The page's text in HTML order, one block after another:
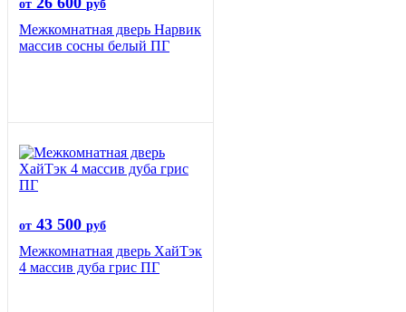
от руб
Межкомнатная дверь Нарвик
массив сосны белый ПГ
от 43 500 руб
Межкомнатная дверь ХайТэк
4 массив дуба грис ПГ